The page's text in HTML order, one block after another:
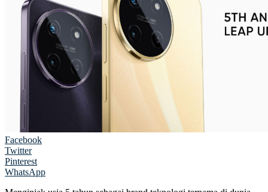
Facebook
Twitter
Pinterest
WhatsApp